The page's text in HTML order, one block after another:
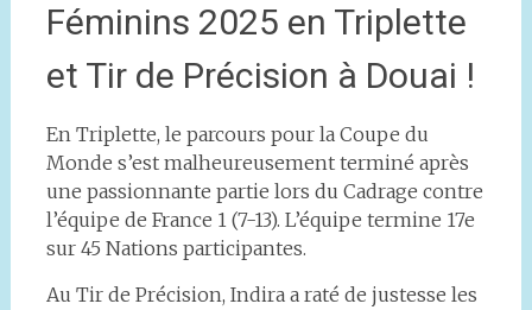
Féminins 2025 en Triplette
et Tir de Précision à Douai !
En Triplette, le parcours pour la Coupe du
Monde s’est malheureusement terminé après
une passionnante partie lors du Cadrage contre
l’équipe de France 1 (7-13). L’équipe termine 17e
sur 45 Nations participantes.
Au Tir de Précision, Indira a raté de justesse les